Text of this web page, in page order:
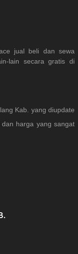
jual beli dan sewa
lain secara gratis di
Kab. yang diupdate
harga yang sangat